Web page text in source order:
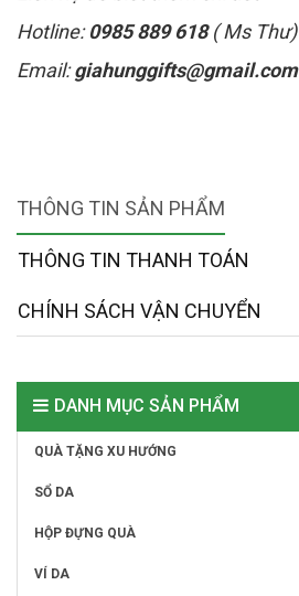
Hotline:0985 889 618( Ms Thư)
Email:giahunggifts@gmail.com
THÔNG TIN SẢN PHẨM
THÔNG TIN THANH TOÁN
CHÍNH SÁCH VẬN CHUYỂN
DANH MỤC SẢN PHẨM
QUÀ TẶNG XU HƯỚNG
SỔ DA
HỘP ĐỰNG QUÀ
VÍ DA